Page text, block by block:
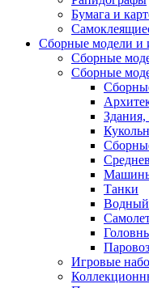
Бумага и
Сборные модели и
Сборные
Сборные
Танки
Водный
Игровые